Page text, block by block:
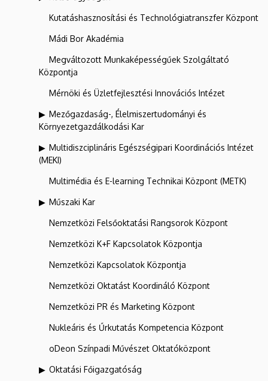
Kutatáshasznosítási és Technológiatranszfer Központ
Mádi Bor Akadémia
Megváltozott Munkaképességűek Szolgáltató
Központja
Mérnöki és Üzletfejlesztési Innovációs Intézet
Mezőgazdaság-, Élelmiszertudományi és
Környezetgazdálkodási Kar
Multidiszciplináris Egészségipari Koordinációs Intézet
(MEKI)
Multimédia és E-learning Technikai Központ (METK)
Műszaki Kar
Nemzetközi Felsőoktatási Rangsorok Központ
Nemzetközi K+F Kapcsolatok Központja
Nemzetközi Kapcsolatok Központja
Nemzetközi Oktatást Koordináló Központ
Nemzetközi PR és Marketing Központ
Nukleáris és Űrkutatás Kompetencia Központ
oDeon Színpadi Művészet Oktatóközpont
Oktatási Főigazgatóság